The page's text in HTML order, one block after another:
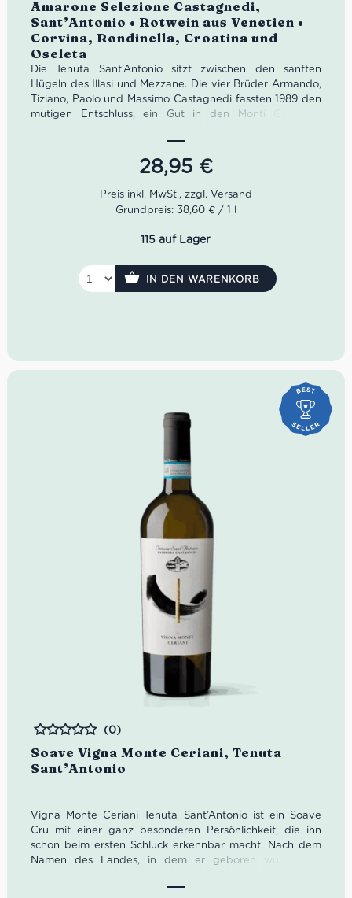
Amarone Selezione Castagnedi,
Sant’Antonio • Rotwein aus Venetien •
Corvina, Rondinella, Croatina und
Oseleta
Die Tenuta Sant’Antonio sitzt zwischen den sanften
Hügeln des Illasi und Mezzane. Die vier Brüder Armando,
Tiziano, Paolo und Massimo Castagnedi fassten 1989 den
mutigen Entschluss, ein Gut in den Monti Garbi zu
Valpolicella Selezione Castagnedi ist Sant’Antonio heute
ein voller Erfolg. Der Amarone della Valpolicella Selezione
Castagnedi von Sant’Antonio ist eine ganz besondere
Cuvée. Im Glas leuchtet die Farbe des Amarone
Selezione Castagnedi von Tenuta Sant’Antonio in einem
intensiven Rubinrot mit orangenen Rand. Den Amarone
Selezione Castagnedi von Tenuta Sant’Antonio kannst du
bei uns stets einfach und schnell kaufen.
Farbe: Rubinrot, oranger Rand
Geruch: dunkle Waldbeeren, Trockenobst,
28,95 €
Grundpreis: 38,60 € / 1 l
115 auf Lager
IN DEN WARENKORB
Soave Vigna Monte Ceriani, Tenuta
Sant’Antonio
Bewertet
(0)
Vigna Monte Ceriani Tenuta Sant’Antonio ist ein Soave
Cru mit einer ganz besonderen Persönlichkeit, die ihn
schon beim ersten Schluck erkennbar macht. Nach dem
Namen des Landes, in dem er geboren wurde, ein
ganzen Reinheit. Ideal zu Vorspeisen und kalten